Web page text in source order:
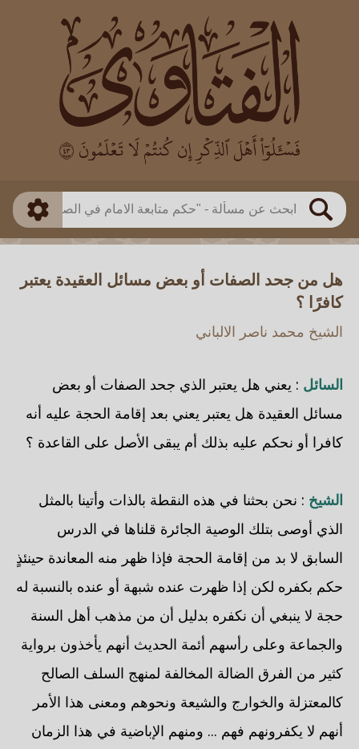
بحث
العالم
بن باز
بن العثيمين
اللجنة الدائمة
طريقة البحث
ذكي
هل من جحد الصفات أو بعض مسائل العقيدة يعتبر
كافرًا ؟
الشيخ محمد ناصر الالباني
السائل : يعني هل يعتبر الذي جحد الصفات أو بعض
مسائل العقيدة هل يعتبر يعني بعد إقامة الحجة عليه أنه
كافرا أو نحكم عليه بذلك أم يبقى الأصل على القاعدة ؟
الشيخ : نحن بحثنا في هذه النقطة بالذات وأتينا بالمثل
الذي أوصى بتلك الوصية الجائرة قلناها في الدرس
السابق لا بد من إقامة الحجة فإذا ظهر منه المعاندة حينئذٍ
حكم بكفره لكن إذا ظهرت عنده شبهة أو عنده بالنسبة له
حجة لا ينبغي أن نكفره بدليل أن من مذهب أهل السنة
والجماعة وعلى رأسهم أئمة الحديث أنهم يأخذون برواية
كثير من الفرق الضالة المخالفة لمنهج السلف الصالح
كالمعتزلة والخوارج والشيعة ونحوهم ومعنى هذا الأمر
أنهم لا يكفرونهم فهم ... ومنهم الإباضية في هذا الزمان